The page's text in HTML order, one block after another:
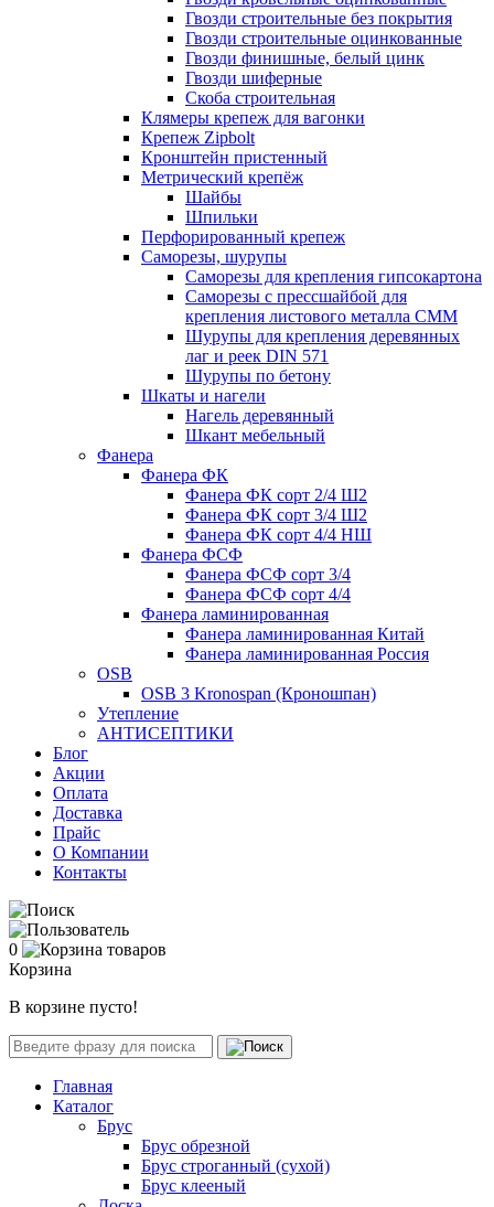
Гвозди строительные без покрытия
Гвозди строительные оцинкованные
Гвозди финишные, белый цинк
Гвозди шиферные
Скоба строительная
Клямеры крепеж для вагонки
Крепеж Zipbolt
Кронштейн пристенный
Метрический крепёж
Шайбы
Шпильки
Перфорированный крепеж
Саморезы, шурупы
Саморезы для крепления гипсокартона
Саморезы с прессшайбой для
крепления листового металла СММ
Шурупы для крепления деревянных
лаг и реек DIN 571
Шурупы по бетону
Шкаты и нагели
Нагель деревянный
Шкант мебельный
Фанера
Фанера ФК
Фанера ФК сорт 2/4 Ш2
Фанера ФК сорт 3/4 Ш2
Фанера ФК сорт 4/4 НШ
Фанера ФСФ
Фанера ФСФ сорт 3/4
Фанера ФСФ сорт 4/4
Фанера ламинированная
Фанера ламинированная Китай
Фанера ламинированная Россия
OSB
OSB 3 Kronospan (Кроношпан)
Утепление
АНТИСЕПТИКИ
Блог
Акции
Оплата
Доставка
Прайс
О Компании
Контакты
0
Корзина
В корзине пусто!
Главная
Каталог
Брус
Брус обрезной
Брус строганный (сухой)
Брус клееный